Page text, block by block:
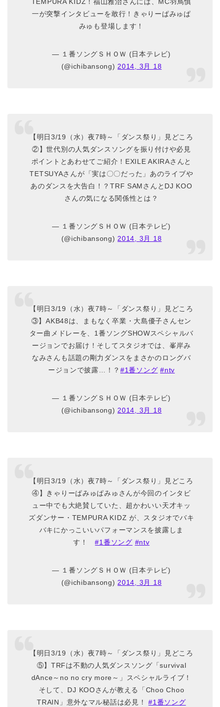
一が突撃インタビューを敢行！きゃりーぱみゅぱ
みゅも登場します！
— １番ソングＳＨＯＷ (日本テレビ)
(@ichibansong) 2014, 3月 18
【明日3/19（水）夜7時～「ダンス祭り」見どころ
②】世代別の人気ダンスソングを振り付けや必見
ポイントとあわせてご紹介！EXILE AKIRAさんと
TETSUYAさんが「実は〇〇だった」あのライブや
あのダンスを大告白！？TRF SAMさんとDJ KOO
さんの気になる関係性とは？
— １番ソングＳＨＯＷ (日本テレビ)
(@ichibansong) 2014, 3月 18
【明日3/19（水）夜7時～「ダンス祭り」見どころ
③】AKB48は、まもなく卒業・大島優子さんセン
ター曲メドレーを、1番ソングSHOWスペシャルバ
ージョンでお届け！そしてスタジオでは、峯岸み
なみさんも話題の剛力ダンスをまさかのロングバ
ージョンで披露…！？ #1番ソング #ntv
— １番ソングＳＨＯＷ (日本テレビ)
(@ichibansong)2014, 3月 18
【明日3/19（水）夜7時～「ダンス祭り」見どころ
④】きゃりーぱみゅぱみゅさんが今回のインタビ
ュー中でも大絶賛していた、超かわいい天才キッ
ズダンサー・TEMPURA KIDZ が、スタジオでバキ
バキにかっこいいパフォーマンスを披露しま
す！#1番ソング #ntv
— １番ソングＳＨＯＷ (日本テレビ)
(@ichibansong) 2014, 3月 18
【明日3/19（水）夜7時～「ダンス祭り」見どころ
⑤】TRFは不動の人気ダンスソング「survival
dAnce～no no cry more～」スペシャルライブ！
そして、DJ KOOさんが教える「Choo Choo
TRAIN」意外なマル秘話は必見！#1番ソング